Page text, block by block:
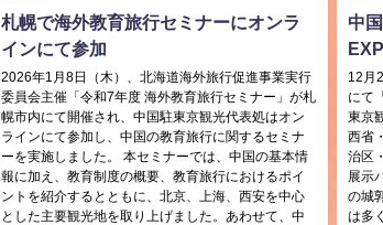
札幌で海外教育旅行セミナーにオンラ
インにて参加
2026年1月8日（木）、北海道海外旅行促進事業実行
委員会主催「令和7年度 海外教育旅行セミナー」が札
幌市内にて開催され、中国駐東京観光代表処はオン
ラインにて参加し、中国の教育旅行に関するセミナ
ーを実施しました。 本セミナーでは、中国の基本情
報に加え、教育制度の概要、教育旅行におけるポイ
ントを紹介するとともに、北京、上海、西安を中心
とした主要観光地を取り上げました。あわせて、中
中
12月
にて
東京
西省
治区
展示
の城
は多